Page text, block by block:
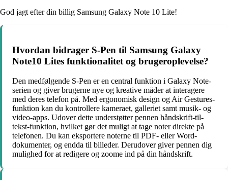
God jagt efter din billig Samsung Galaxy Note 10 Lite!
Hvordan bidrager S-Pen til Samsung Galaxy
Note10 Lites funktionalitet og brugeroplevelse?
Den medfølgende S-Pen er en central funktion i Galaxy Note-
serien og giver brugerne nye og kreative måder at interagere
med deres telefon på. Med ergonomisk design og Air Gestures-
funktion kan du kontrollere kameraet, galleriet samt musik- og
video-apps. Udover dette understøtter pennen håndskrift-til-
tekst-funktion, hvilket gør det muligt at tage noter direkte på
telefonen. Du kan eksportere noterne til PDF- eller Word-
dokumenter, og endda til billeder. Derudover giver pennen dig
mulighed for at redigere og zoome ind på din håndskrift.